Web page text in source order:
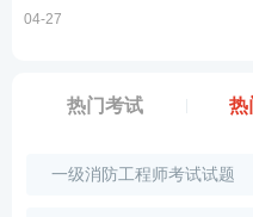
04-27
热门考试 热
一级消防工程师考试试题